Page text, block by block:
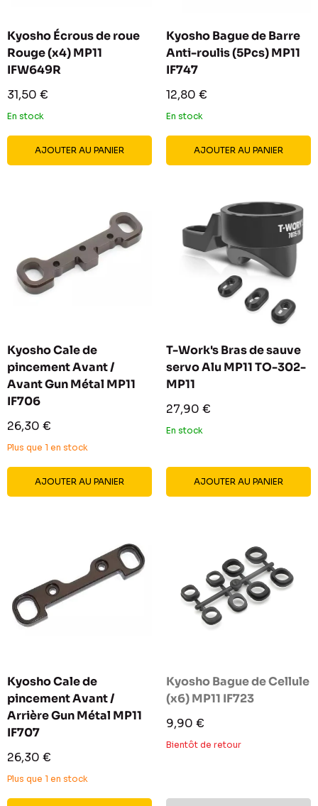
Kyosho Écrous de roue
Rouge (x4) MP11
IFW649R
Prix
réduit
31,50 €
En stock
AJOUTER AU PANIER
Kyosho Bague de Barre
Anti-roulis (5Pcs) MP11
IF747
Prix
réduit
12,80 €
En stock
AJOUTER AU PANIER
Kyosho Cale de
pincement Avant /
Avant Gun Métal MP11
IF706
Prix
réduit
26,30 €
Plus que 1 en stock
AJOUTER AU PANIER
T-Work's Bras de sauve
servo Alu MP11 TO-302-
MP11
Prix
réduit
27,90 €
En stock
AJOUTER AU PANIER
Kyosho Cale de
pincement Avant /
Arrière Gun Métal MP11
IF707
Prix
réduit
26,30 €
Plus que 1 en stock
Kyosho Bague de Cellule
(x6) MP11 IF723
Prix
réduit
9,90 €
Bientôt de retour